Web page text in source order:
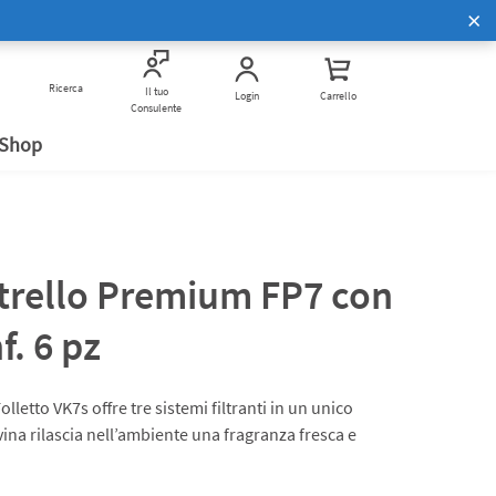
Ricerca
Il tuo
Consulente
Login Carrello
Corsi di Cucina Bimby
Vivi Bimby insieme a noi
Scopri di più
Verifica anti frode
Premium FP7 con
6 pz
VK7s offre tre sistemi filtranti in un unico
rilascia nell’ambiente una fragranza fresca e